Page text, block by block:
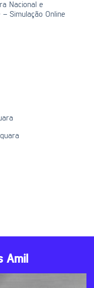
Nacional e
Simulação Online
Amil